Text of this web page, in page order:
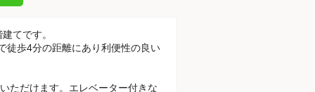
てです。
徒歩4分の距離にあり利便性の良い
ただけます。エレベーター付きな